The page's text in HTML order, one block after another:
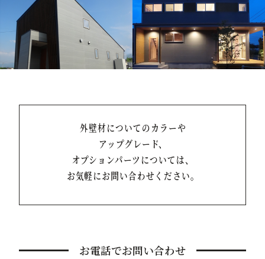
外壁材についてのカラーや
アップグレード、
オプションパーツについては、
お気軽にお問い合わせください。
お電話でお問い合わせ